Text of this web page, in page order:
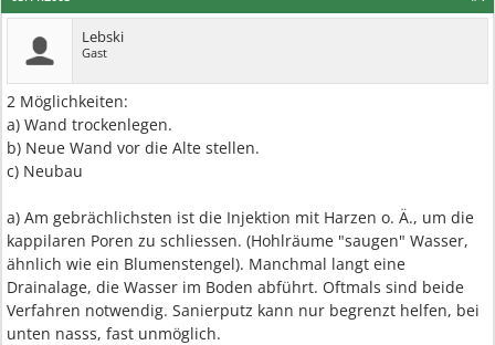
Lebski
Gast
2 Möglichkeiten:
a) Wand trockenlegen.
b) Neue Wand vor die Alte stellen.
c) Neubau
a) Am gebrächlichsten ist die Injektion mit Harzen o. Ä., um die
kappilaren Poren zu schliessen. (Hohlräume "saugen" Wasser,
ähnlich wie ein Blumenstengel). Manchmal langt eine
Drainalage, die Wasser im Boden abführt. Oftmals sind beide
Verfahren notwendig. Sanierputz kann nur begrenzt helfen, bei
unten nasss, fast unmöglich.